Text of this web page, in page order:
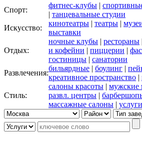
Спорт:
фитнес-клубы |
| танцевальные студии
Искусство:
кинотеатры | театры |
выставки
Отдых:
ночные клубы | рестораны
и кофейни | пиццерии |
гостиницы | санатории
Развлечения:
бильярдные | боулинг |
креативное пространство |
Стиль:
салоны красоты | мужские
развл. центры |
массажные салоны | услуги